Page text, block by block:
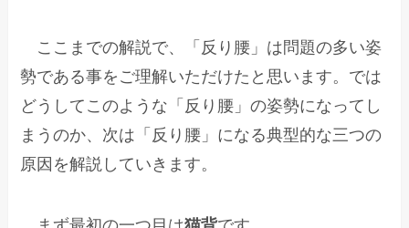
ここまでの解説で、「反り腰」は問題の多い姿
勢である事をご理解いただけたと思います。では
どうしてこのような「反り腰」の姿勢になってし
まうのか、次は「反り腰」になる典型的な三つの
原因を解説していきます。